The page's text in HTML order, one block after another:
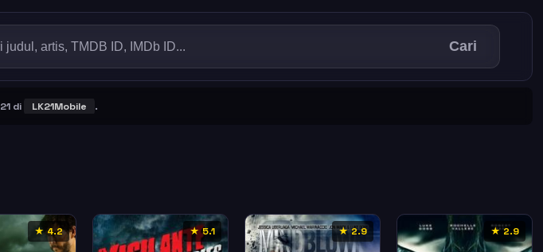
Cari
LK21Mobile .
★ 4.2 ★ 5.1 ★ 2.9 ★ 2.9